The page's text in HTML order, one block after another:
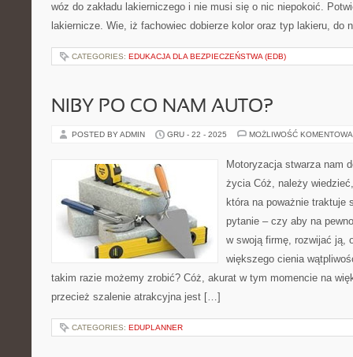
wóz do zakładu lakierniczego i nie musi się o nic niepokoić.
lakiernicze. Wie, iż fachowiec dobierze kolor oraz typ lakieru, do
CATEGORIES: EDUKACJA DLA BEZPIECZEŃSTWA (EDB)
NIBY PO CO NAM AUTO?
POSTED BY ADMIN GRU - 22 - 2025 MOŻLIWOŚĆ
Motoryzacja stwarza nam
życia Cóż, należy
która na poważnie traktuje
pytanie – czy aby na
w swoją firmę, rozwijać ją,
większego cienia
takim razie możemy zrobić? Cóż, akurat w tym momencie na
przecież szalenie atrakcyjna jest […]
CATEGORIES: EDUPLANNER